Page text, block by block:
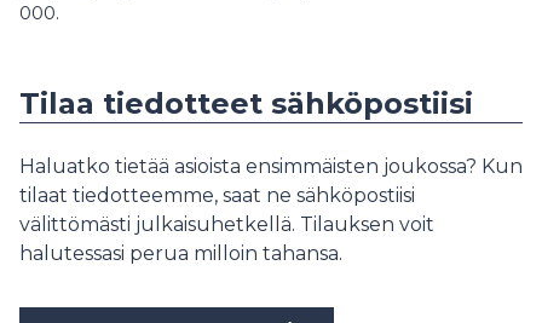
000.
Tilaa tiedotteet sähköpostiisi
Haluatko tietää asioista ensimmäisten joukossa? Kun
tilaat tiedotteemme, saat ne sähköpostiisi
välittömästi julkaisuhetkellä. Tilauksen voit
halutessasi perua milloin tahansa.